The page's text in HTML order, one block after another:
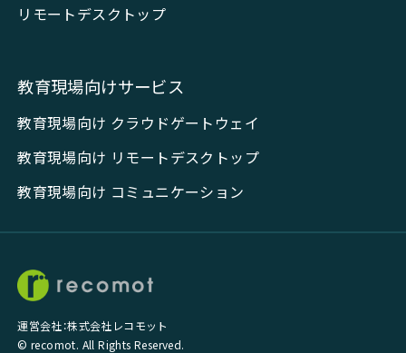
リモートデスクトップ
教育現場向けサービス
教育現場向け クラウドゲートウェイ
教育現場向け リモートデスクトップ
教育現場向け コミュニケーション
運営会社：株式会社レコモット
© recomot. All Rights Reserved.